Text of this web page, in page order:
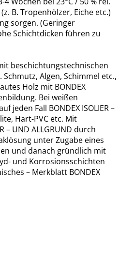
B. Tropenhölzer, Eiche etc.)
sorgen. (Geringer
Schichtdicken führen zu
beschichtungstechnischen
Algen, Schimmel etc.,
Holz mit BONDEX
Bei weißen
Fall BONDEX ISOLIER –
Hart-PVC etc. Mit
UND ALLGRUND durch
unter Zugabe eines
und danach gründlich mit
und Korrosionsschichten
– Merkblatt BONDEX